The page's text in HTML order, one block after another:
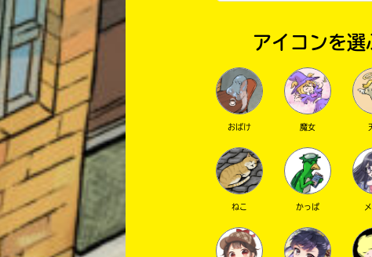
アイコンを選
おばけ 魔女
ねこ かっぱ